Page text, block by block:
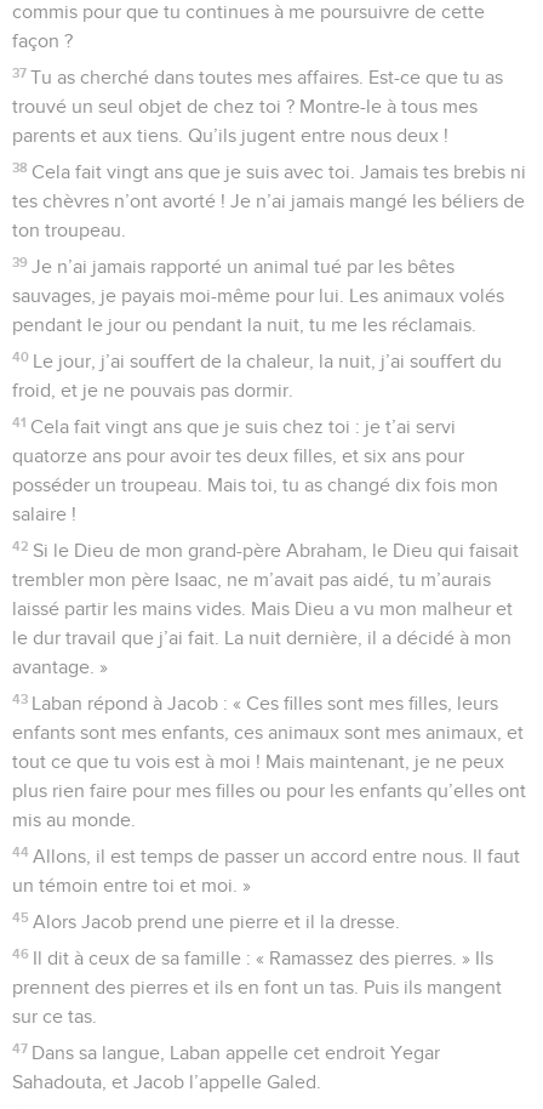
commis pour que tu continues à me poursuivre de cette
façon ?
37 Tu as cherché dans toutes mes affaires. Est-ce que tu as
trouvé un seul objet de chez toi ? Montre-le à tous mes
parents et aux tiens. Qu’ils jugent entre nous deux !
38 Cela fait vingt ans que je suis avec toi. Jamais tes brebis ni
tes chèvres n’ont avorté ! Je n’ai jamais mangé les béliers de
ton troupeau.
39 Je n’ai jamais rapporté un animal tué par les bêtes
sauvages, je payais moi-même pour lui. Les animaux volés
pendant le jour ou pendant la nuit, tu me les réclamais.
40 Le jour, j’ai souffert de la chaleur, la nuit, j’ai souffert du
froid, et je ne pouvais pas dormir.
41 Cela fait vingt ans que je suis chez toi : je t’ai servi
quatorze ans pour avoir tes deux filles, et six ans pour
posséder un troupeau. Mais toi, tu as changé dix fois mon
salaire !
42 Si le Dieu de mon grand-père Abraham, le Dieu qui faisait
trembler mon père Isaac, ne m’avait pas aidé, tu m’aurais
laissé partir les mains vides. Mais Dieu a vu mon malheur et
le dur travail que j’ai fait. La nuit dernière, il a décidé à mon
avantage. »
43 Laban répond à Jacob : « Ces filles sont mes filles, leurs
enfants sont mes enfants, ces animaux sont mes animaux, et
tout ce que tu vois est à moi ! Mais maintenant, je ne peux
plus rien faire pour mes filles ou pour les enfants qu’elles ont
mis au monde.
44 Allons, il est temps de passer un accord entre nous. Il faut
un témoin entre toi et moi. »
45 Alors Jacob prend une pierre et il la dresse.
46 Il dit à ceux de sa famille : « Ramassez des pierres. » Ils
prennent des pierres et ils en font un tas. Puis ils mangent
sur ce tas.
47 Dans sa langue, Laban appelle cet endroit Yegar
Sahadouta, et Jacob l’appelle Galed.